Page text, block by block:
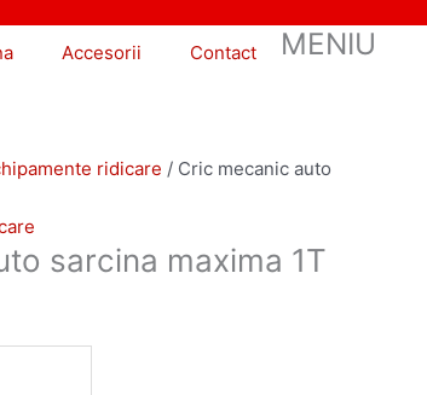
Accesorii Contact MENIU
ridicare / Cric mecanic auto
sarcina maxima 1T